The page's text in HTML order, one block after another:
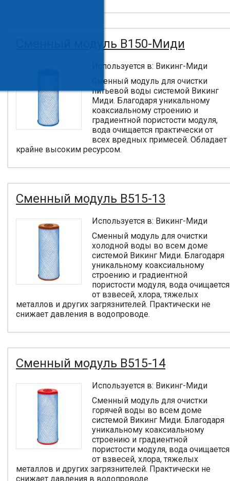
Сменный модуль B150-Миди
Используется в: Викинг-Миди
Сменный модуль для очистки
питьевой воды системой Викинг
Миди. Благодаря уникальному
коаксиальному строению и
градиентной пористости модуля,
вода очищается практически от
всех вредных примесей. Обладает
крайне высоким ресурсом.
Сменный модуль B515-13
Используется в: Викинг-Миди
Сменный модуль для очистки
холодной воды во всем доме
системой Викинг Миди. Благодаря
уникальному коаксиальному
строению и градиентной
пористости модуля, вода очищается
от взвесей, хлора, тяжелых
металлов и других загрязнителей. Практически не
снижает давления в водопроводе.
Сменный модуль B515-14
Используется в: Викинг-Миди
Сменный модуль для очистки
горячей воды во всем доме
системой Викинг Миди. Благодаря
уникальному коаксиальному
строению и градиентной
пористости модуля, вода очищается
от взвесей, хлора, тяжелых
металлов и других загрязнителей. Практически не
снижает давления в водопроводе.